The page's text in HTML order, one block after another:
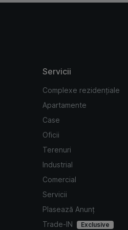
Servicii
Complexe rezidențiale
Apartamente
Case
Oficii
Terenuri
Industrial
Comercial
Servicii
Plasează Anunț
Trade-IN
Exclusive